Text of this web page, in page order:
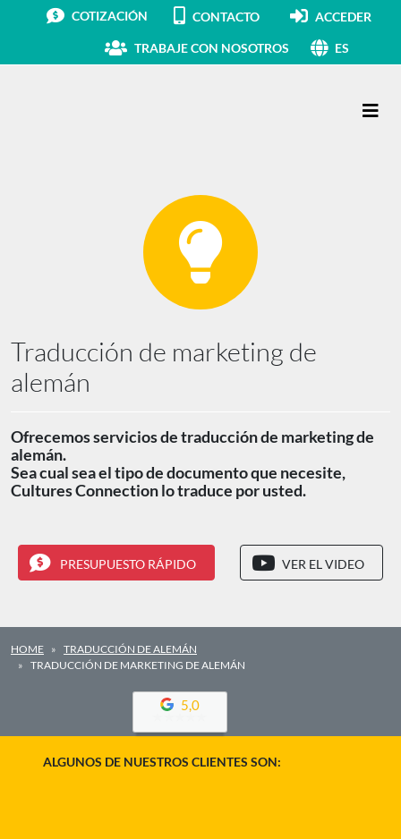
COTIZACIÓN CONTACTO ACCEDER
TRABAJE CON NOSOTROS ES
Traducción de marketing de
alemán
Ofrecemos servicios de traducción de marketing de
alemán.
Sea cual sea el tipo de documento que necesite,
Cultures Connection lo traduce por usted.
PRESUPUESTO RÁPIDO VER EL VIDEO
HOME
TRADUCCIÓN DE ALEMÁN
TRADUCCIÓN DE MARKETING DE ALEMÁN
5,0
ALGUNOS DE NUESTROS CLIENTES SON: